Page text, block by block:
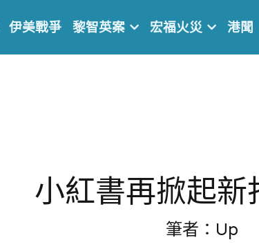
伊美戰爭 黎智英案 宏福火災 港聞
小紅書再掀起新
筆者：Up